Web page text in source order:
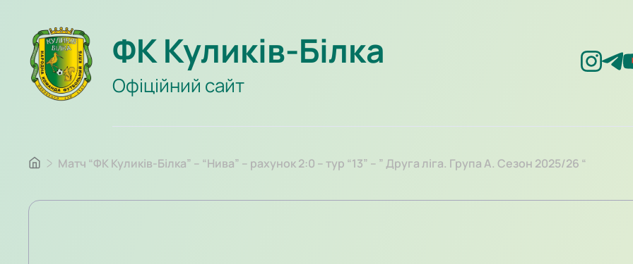
ФК Куликів-Білка
Офіційний сайт
Матч “ФК Куликів-Білка” – “Нива” – рахунок 2:0 – тур “13” – ” Друга ліга. Група А. Сезон 2025/26 “